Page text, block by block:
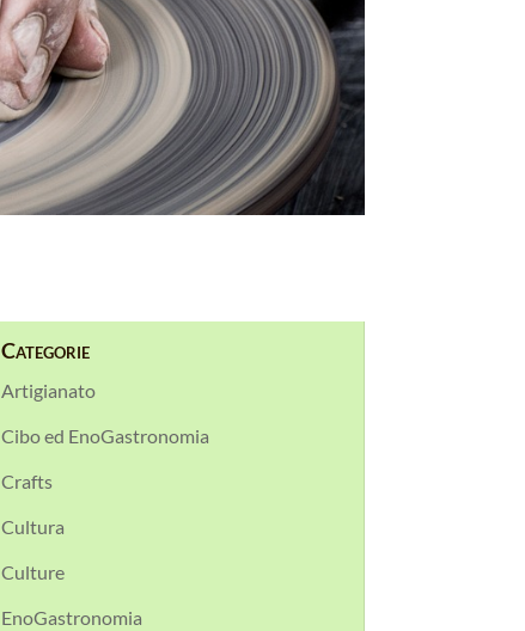
Categorie
Artigianato
Cibo ed EnoGastronomia
Crafts
Cultura
Culture
EnoGastronomia